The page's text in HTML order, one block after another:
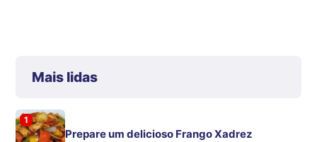
Mais lidas
1
Prepare um delicioso Frango Xadrez